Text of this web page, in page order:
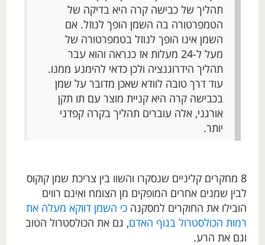
תהליך של כבישה קרה היא בדיקה של
הטמפרטורה בה השמן הופך לנוזל. אם
השמן אינו הופך לנוזל בטמפרטורה של
מעל ל-24 מעלות אז כנראה והוא עבר
תהליך הידרוגנציה ולכן כדאי להימנע ממנו.
עוד דרך טובה לוודא שאכן מדובר על שמן
בכבישה קרה היא קניית מוצר עם תו תקן
אורגני, אלה עוברים תהליך בקרה קפדני
יותר.
8 מחקרים קליניים שנסקרו והשוו בין צריכת שמן קוקוס
לבין שמנים אחרים המופקים מן הצומח ואינם רווים
הובילו את החוקרים למסקנה כי השמן דווקא מעלה את
רמות הכולסטרול בגוף האדם, גם את הכולסטרול הטוב
וגם את הרע.